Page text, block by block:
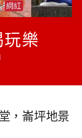
玩樂
，崙坪地景